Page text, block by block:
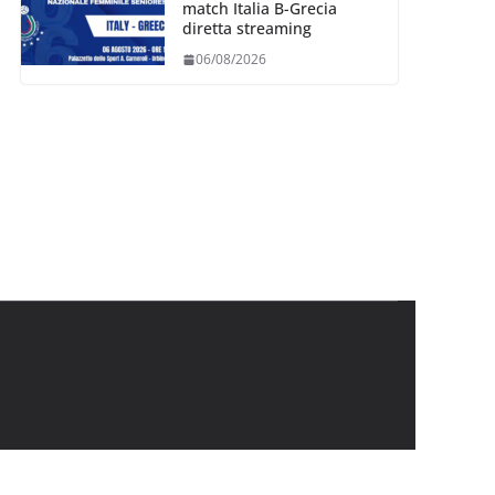
match Italia B-Grecia
diretta streaming
06/08/2026